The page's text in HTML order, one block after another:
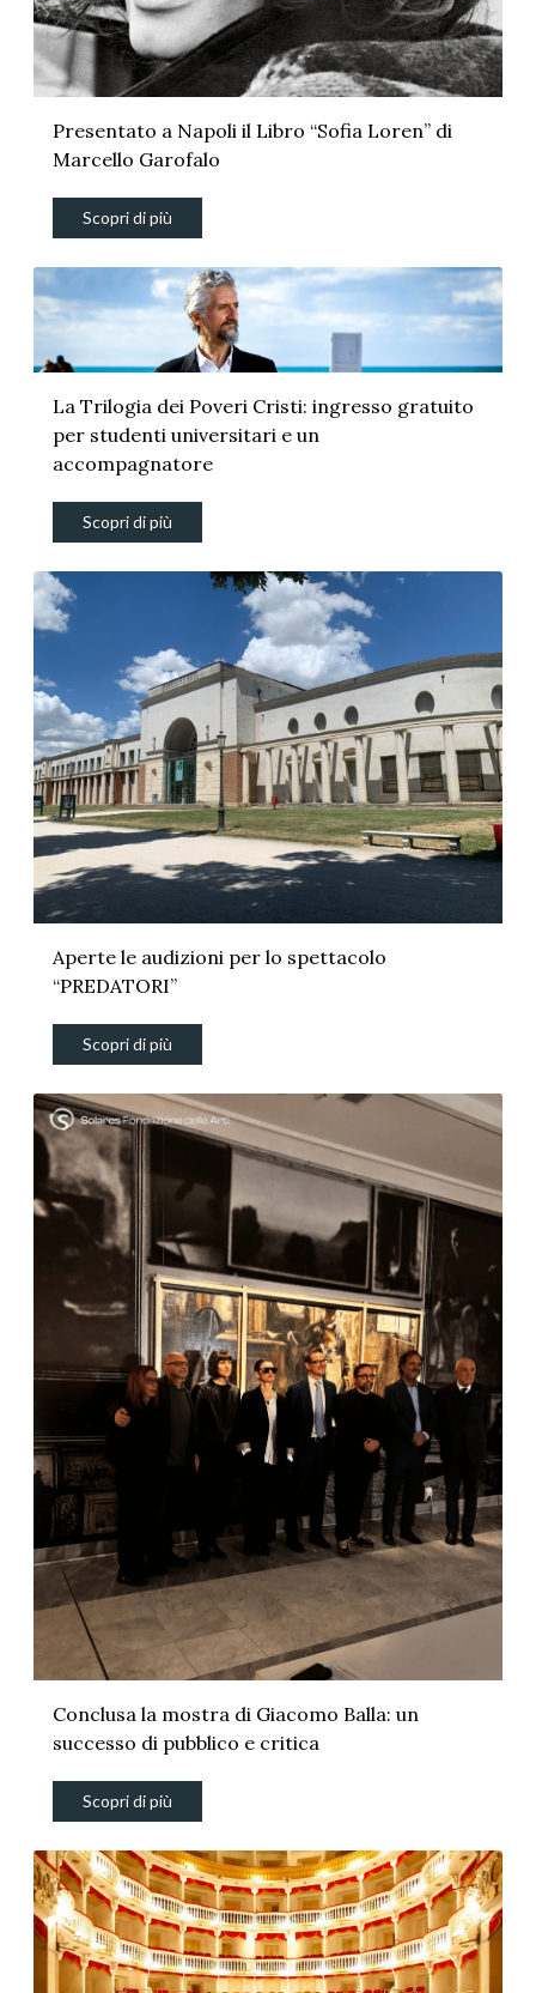
Presentato a Napoli il Libro “Sofia Loren” di
Marcello Garofalo
Scopri di più
La Trilogia dei Poveri Cristi: ingresso gratuito
per studenti universitari e un
accompagnatore
Scopri di più
Aperte le audizioni per lo spettacolo
“PREDATORI”
Scopri di più
Conclusa la mostra di Giacomo Balla: un
successo di pubblico e critica
Scopri di più